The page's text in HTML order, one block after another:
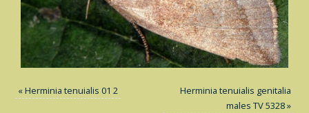
«Herminia tenuialis 01 2
Herminia tenuialis genitalia
males TV 5328»